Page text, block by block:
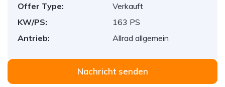
Offer Type:
Verkauft
KW/PS:
163 PS
Antrieb:
Allrad allgemein
Nachricht senden